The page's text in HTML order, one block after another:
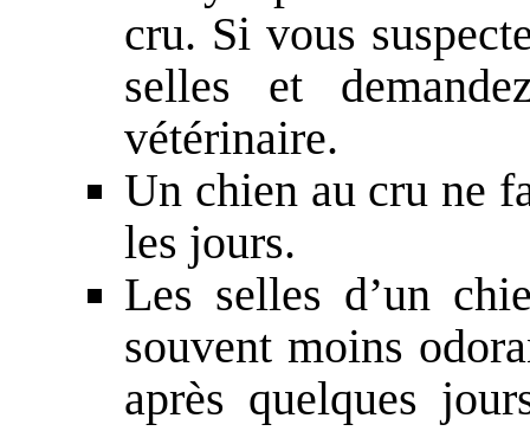
cru. Si vous
selles et
vétérinaire.
Un chien au cru ne
les jours.
Les selles d’un
souvent moins
après quelques